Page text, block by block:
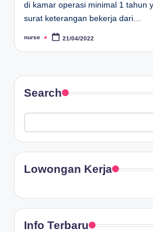
di kamar operasi minimal 1 tahun
surat keterangan bekerja dari…
Posted
nurse 21/04/2022
Search
Lowongan Kerja
Info Terbaru